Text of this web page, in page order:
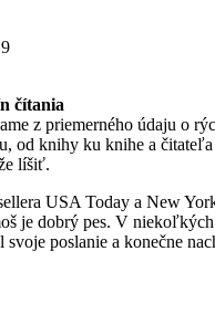
čítania
z priemerného údaju o
od knihy ku knihe a
líšiť.
USA Today a New
je dobrý pes. V
poslanie a konečne